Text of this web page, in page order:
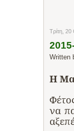
Τρίτη,
Written
Η
να π